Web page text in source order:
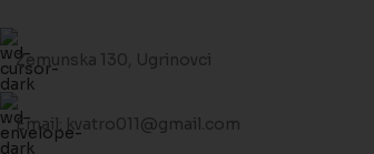
Zemunska 130, Ugrinovci
Email: kvatro011@gmail.com